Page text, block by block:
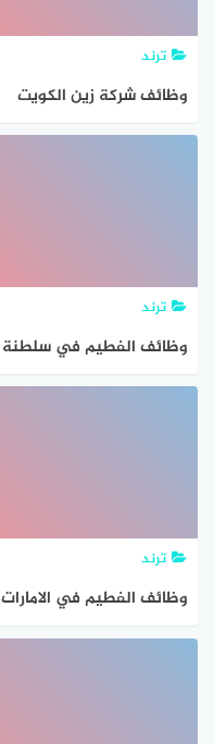
ترند
وظائف شركة زين الكويت
للاتصالات للمواطنين
ترند
وظائف الفطيم في سلطنة
عمان للمواطنين والاجانب
ترند
وظائف الفطيم في الامارات
للمواطنين والوافدين 2021